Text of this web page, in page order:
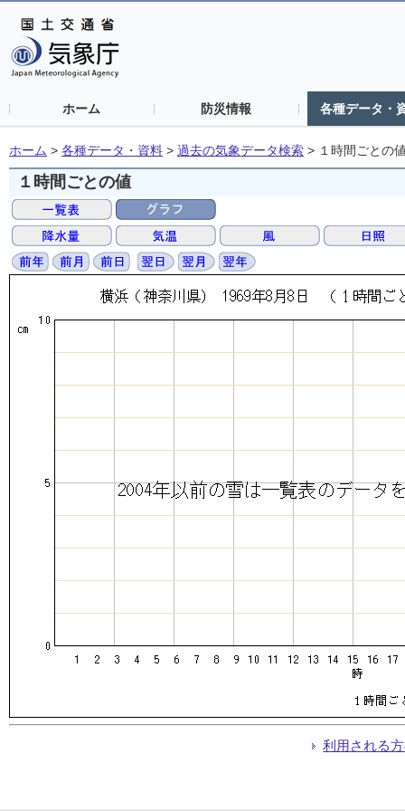
ホーム 防災情報 各種データ・
ホーム > 各種データ・資料 > 過去の気象データ検索 > １時間ごとの
１時間ごとの値
利用される